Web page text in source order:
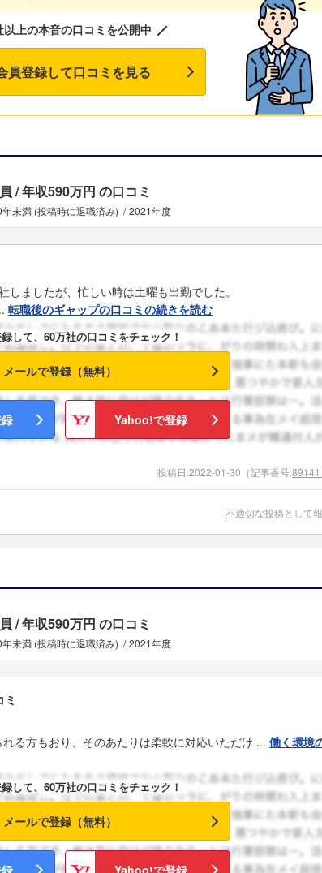
以上の本音の口コミを公開中
員登録して口コミを見る
年収590万円 の口コミ
未満 (投稿時に退職済み) 2021年度
ましたが、忙しい時は土曜も出勤でした。
転職後のギャップの口コミの続きを読む
して、60万社の口コミをチェック！
メールで登録（無料）
Yahoo!で登録
投稿日:2022-01-30 （記事番号:
不適切な投稿として
年収590万円 の口コミ
未満 (投稿時に退職済み) 2021年度
る方もおり、そのあたりは柔軟に対応いただけ ... 働く環境
して、60万社の口コミをチェック！
メールで登録（無料）
Yahoo!で登録